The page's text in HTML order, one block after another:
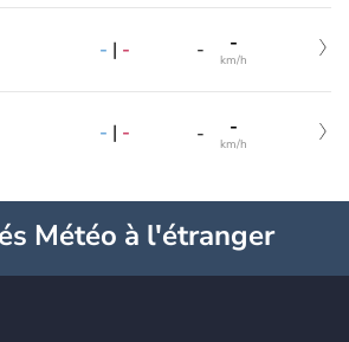
- | - - -
km/h
- | - - -
km/h
Météo à l'étranger